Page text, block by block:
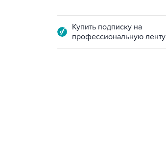
Купить подписку на
профессиональную ленту